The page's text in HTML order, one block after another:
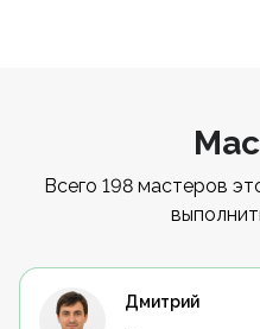
Всего 198 мастеров
Дмитрий